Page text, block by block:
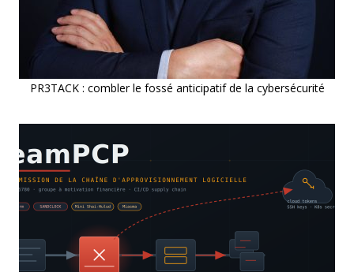
PR3TACK : combler le fossé anticipatif de la cybersécurité